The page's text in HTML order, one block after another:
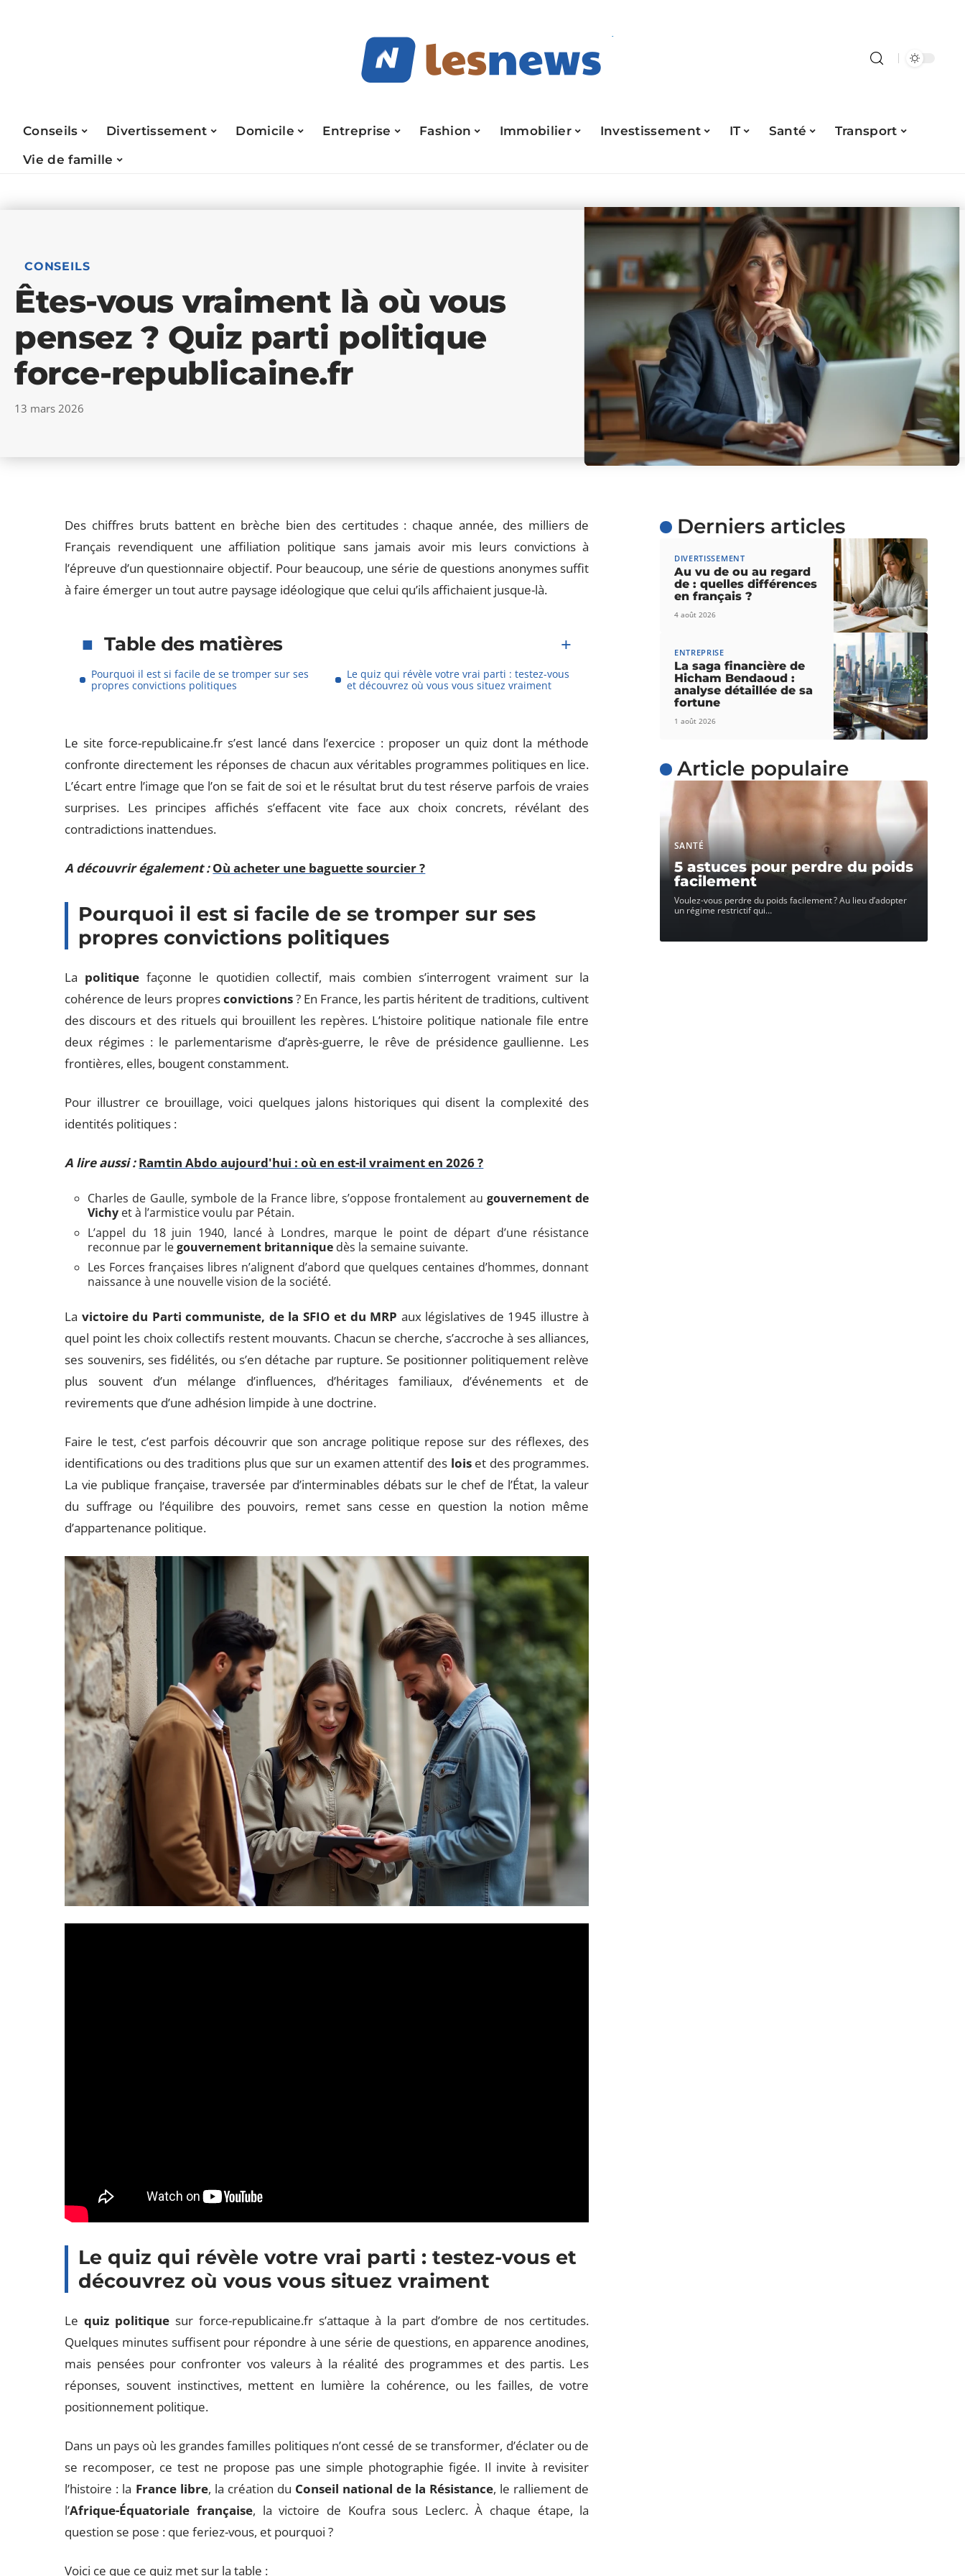
Conseils Divertissement Domicile Entreprise Fashion Immobilier Investissement IT Santé
Transport
Vie de famille
CONSEILS
Êtes-vous vraiment là où vous
pensez ? Quiz parti politique
force-republicaine.fr
13 mars 2026
Des chiffres bruts battent en brèche bien des certitudes : chaque année, des milliers de
Français revendiquent une affiliation politique sans jamais avoir mis leurs convictions à
l’épreuve d’un questionnaire objectif. Pour beaucoup, une série de questions anonymes suffit
à faire émerger un tout autre paysage idéologique que celui qu’ils affichaient jusque-là.
Table des matières
Pourquoi il est si facile de se tromper sur ses
propres convictions politiques
Le quiz qui révèle votre vrai parti : testez-vous
et découvrez où vous vous situez vraiment
Le site force-republicaine.fr s’est lancé dans l’exercice : proposer un quiz dont la méthode
confronte directement les réponses de chacun aux véritables programmes politiques en lice.
L’écart entre l’image que l’on se fait de soi et le résultat brut du test réserve parfois de vraies
surprises. Les principes affichés s’effacent vite face aux choix concrets, révélant des
contradictions inattendues.
A découvrir également : Où acheter une baguette sourcier ?
Pourquoi il est si facile de se tromper sur ses
propres convictions politiques
La politique façonne le quotidien collectif, mais combien s’interrogent vraiment sur la
cohérence de leurs propresconvictions? En France, les partis héritent de traditions, cultivent
des discours et des rituels qui brouillent les repères. L’histoire politique nationale file entre
deux régimes : le parlementarisme d’après-guerre, le rêve de présidence gaullienne. Les
frontières, elles, bougent constamment.
Pour illustrer ce brouillage, voici quelques jalons historiques qui disent la complexité des
identités politiques :
A lire aussi : Ramtin Abdo aujourd'hui : où en est-il vraiment en 2026 ?
Charles de Gaulle, symbole de la France libre, s’oppose frontalement augouvernement de
Vichy et à l’armistice voulu par Pétain.
L’appel du 18 juin 1940, lancé à Londres, marque le point de départ d’une résistance
reconnue par legouvernement britannique dès la semaine suivante.
Les Forces françaises libres n’alignent d’abord que quelques centaines d’hommes, donnant
naissance à une nouvelle vision de la société.
La victoire du Parti communiste, de la SFIO et du MRP aux législatives de 1945 illustre à
quel point les choix collectifs restent mouvants. Chacun se cherche, s’accroche à ses alliances,
ses souvenirs, ses fidélités, ou s’en détache par rupture. Se positionner politiquement relève
plus souvent d’un mélange d’influences, d’héritages familiaux, d’événements et de
revirements que d’une adhésion limpide à une doctrine.
Faire le test, c’est parfois découvrir que son ancrage politique repose sur des réflexes, des
identifications ou des traditions plus que sur un examen attentif des loiset des programmes.
La vie publique française, traversée par d’interminables débats sur le chef de l’État, la valeur
du suffrage ou l’équilibre des pouvoirs, remet sans cesse en question la notion même
d’appartenance politique.
Le quiz qui révèle votre vrai parti : testez-vous et
découvrez où vous vous situez vraiment
Lequiz politique sur force-republicaine.fr s’attaque à la part d’ombre de nos certitudes.
Quelques minutes suffisent pour répondre à une série de questions, en apparence anodines,
mais pensées pour confronter vos valeurs à la réalité des programmes et des partis. Les
réponses, souvent instinctives, mettent en lumière la cohérence, ou les failles, de votre
positionnement politique.
Dans un pays où les grandes familles politiques n’ont cessé de se transformer, d’éclater ou de
se recomposer, ce test ne propose pas une simple photographie figée. Il invite à revisiter
l’histoire : la France libre, la création du Conseil national de la Résistance, le ralliement de
l’Afrique-Équatoriale française, la victoire de Koufra sous Leclerc. À chaque étape, la
question se pose : que feriez-vous, et pourquoi ?
Voici ce que ce quiz met sur la table :
Derniers articles
DIVERTISSEMENT
Au vu de ou au regard
de : quelles différences
en français ?
4 août 2026
ENTREPRISE
La saga financière de
Hicham Bendaoud :
analyse détaillée de sa
fortune
1 août 2026
Article populaire
SANTÉ
5 astuces pour perdre du poids
facilement
Voulez-vous perdre du poids facilement ? Au lieu d’adopter
un régime restrictif qui…